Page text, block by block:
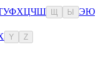
УФХЦЧШ Ы ЭЮ
Y Z